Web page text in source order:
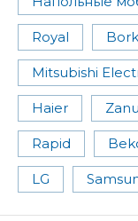
Royal Bork
Mitsubishi
Haier
Rapid
LG